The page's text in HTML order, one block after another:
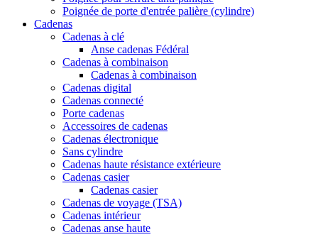
Poignée de porte d'entrée palière (cylindre)
Cadenas
Cadenas à clé
Anse cadenas Fédéral
Cadenas à combinaison
Cadenas à combinaison
Cadenas digital
Cadenas connecté
Porte cadenas
Accessoires de cadenas
Cadenas électronique
Sans cylindre
Cadenas haute résistance extérieure
Cadenas casier
Cadenas casier
Cadenas de voyage (TSA)
Cadenas intérieur
Cadenas anse haute